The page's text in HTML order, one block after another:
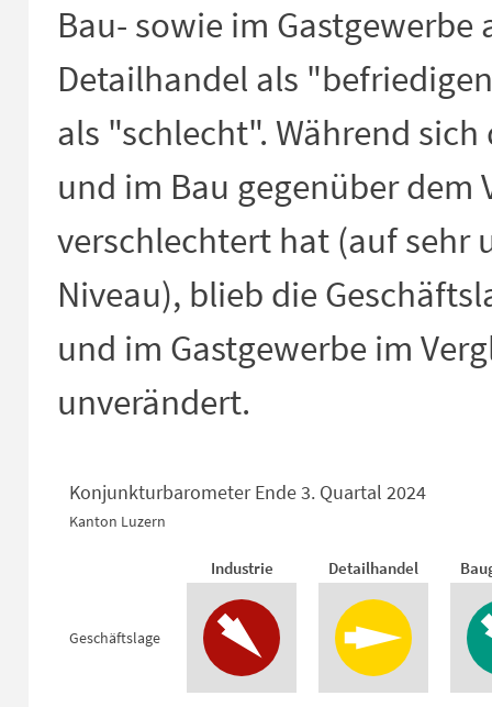
Bau- sowie im
Detailhandel als
als "schlecht". Während
und im Bau gegenüber dem
verschlechtert hat (auf sehr
Niveau), blieb die
und im Gastgewerbe im
unverändert.
View as data table, Konjunkturbarometer Ende 3. Quartal 2024
Geschäftslage
Industrie Detailhandel
Konjunkturbarometer Ende 3. Quartal 2024
Kanton Luzern